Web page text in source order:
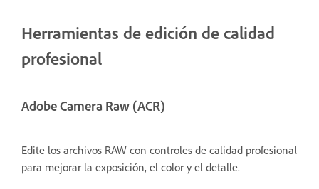
Herramientas de edición de calidad
profesional
Adobe Camera Raw (ACR)
Edite los archivos RAW con controles de calidad profesional
para mejorar la exposición, el color y el detalle.